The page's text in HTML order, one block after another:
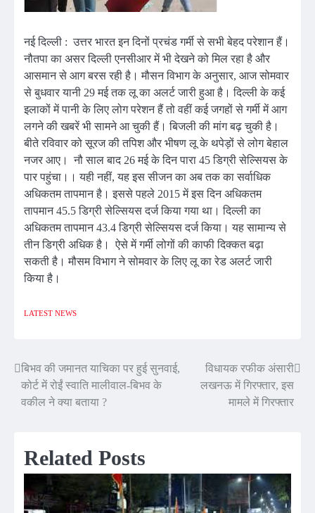
नई दिल्ली : उत्तर भारत इन दिनों प्रचंड गर्मी से सभी बेहद परेशान हैं।
नौतपा का असर दिल्ली एनसीआर में भी देखने को मिल रहा है और
आसमान से आग बरस रही है। मौसन विभाग के अनुसार, आज सोमवार
से बुधवार यानी 29 मई तक लू का अलर्ट जारी हुआ है। दिल्ली के कई
इलाकों में पानी के लिए लोग परेशन हैं तो वहीं कई जगहों से गर्मी में आग
लगने की खबरें भी सामने आ चुकी हैं। बिजली की मांग बढ़ चुकी है।
बीते रविवार को सूरज की तपिश और भीषण लू के थपेड़ों से लोग बेहाल
नजर आए। नौ साल बाद 26 मई के दिन पारा 45 डिग्री सेल्सियस के
पार पहुंचा।। यही नहीं, यह इस सीजन का अब तक का सर्वाधिक
अधिकतम तापमान है। इससे पहले 2015 में इस दिन अधिकतम
तापमान 45.5 डिग्री सेल्सियस दर्ज किया गया था। दिल्ली का
अधिकतम तापमान 43.4 डिग्री सेल्सियस दर्ज किया। यह सामान्य से
तीन डिग्री अधिक है। ऐसे में गर्मी लोगों की काफी दिक्कत बढ़ा
सकती है। मौसम विभाग ने सोमवार के लिए लू का रेड अलर्ट जारी
किया है।
LATEST NEWS
Post
navigation
बिभव की जमानत याचिका पर हुई सुनवाई,
कोर्ट में रोईं स्वाति मालीवाल-बिभव के
वकील ने क्या बताया ?
विधायक रफीक अंसारी
लखनऊ में गिरफ्तार, इस
मामले में गिरफ्तार
Related Posts